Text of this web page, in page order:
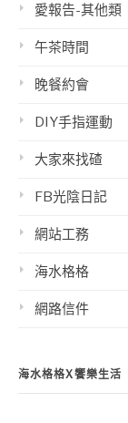
愛報告-其他類
午茶時間
晚餐約會
DIY手指運動
大家來找碴
FB光陰日記
網站工務
海水格格
網路信件
海水格格X饗樂生活